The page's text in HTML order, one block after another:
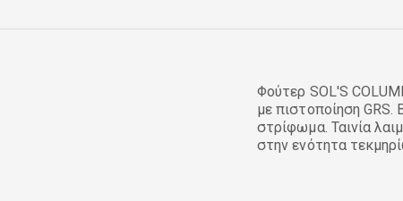
Φούτερ SOL'S
με πιστοποίηση
στρίφωμα. Ταινία
στην ενότητα